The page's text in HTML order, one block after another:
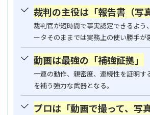
裁判の主役は「報告書（写
裁判官が短時間で事実認定できるよう
ータそのままでは実務上の使い勝手が
動画は最強の「補強証拠」
一連の動作、親密度、連続性を証明す
を補う強力な武器となる。
プロは「動画で撮って、写